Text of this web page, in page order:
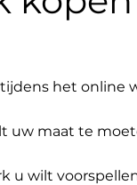
het online
uw maat te
u wilt